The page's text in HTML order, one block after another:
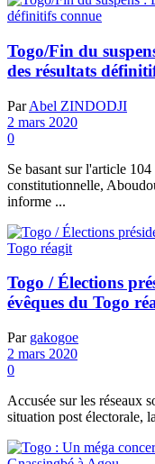
Togo/Fin du
des résultats
Par Abel ZINDODJI
2 mars 2020
0
Se basant sur l'article
constitutionnelle,
informe ...
Togo / Élections
évêques du Togo
Par gakogoe
2 mars 2020
0
Accusée sur les réseaux
situation post électorale,